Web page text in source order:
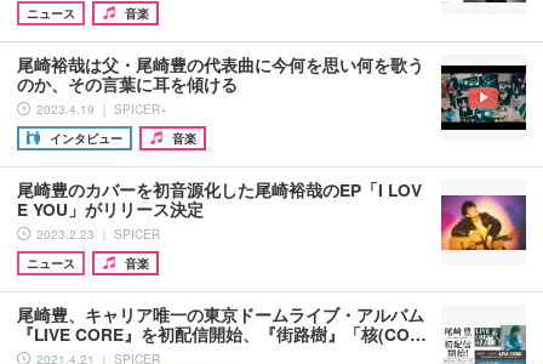
ニュース
音楽
尾崎裕哉は父・尾崎豊の代表曲に今何を思い何を歌う
のか、その言葉に耳を傾ける
2023.4.19 ｜ SPICER+
インタビュー
音楽
尾崎豊のカバーを初音源化した尾崎裕哉のEP「I LOV
E YOU」がリリース決定
2023.2.23 ｜ SPICER
ニュース
音楽
尾崎豊、キャリア唯一の東京ドームライブ・アルバム
『LIVE CORE』を初配信開始、『街路樹』「核(CO…
2021.4.21 ｜ SPICER